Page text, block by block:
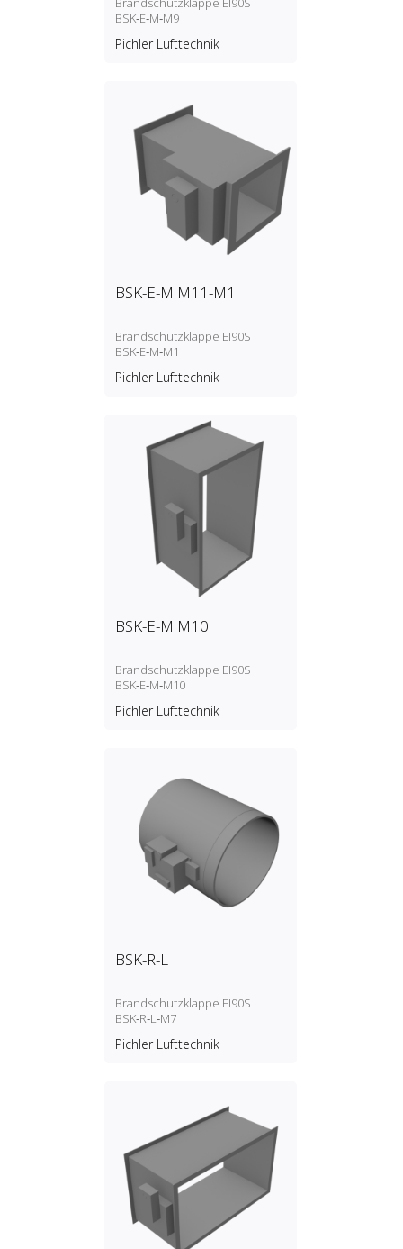
BSK‑E‑M‑M9
Pichler Lufttechnik
BSK-E-M M11-M1
Brandschutzklappe EI90S
BSK‑E‑M‑M1
Pichler Lufttechnik
BSK-E-M M10
Brandschutzklappe EI90S
BSK‑E‑M‑M10
Pichler Lufttechnik
BSK-R-L
Brandschutzklappe EI90S
BSK‑R‑L‑M7
Pichler Lufttechnik